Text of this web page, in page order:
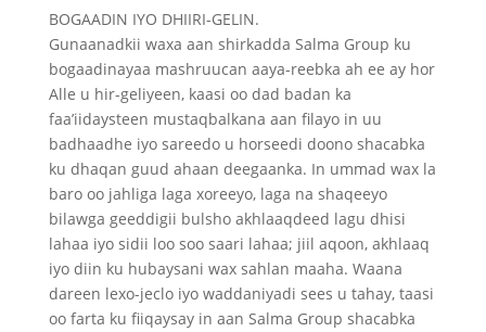
BOGAADIN IYO DHIIRI-GELIN.
Gunaanadkii waxa aan shirkadda Salma Group ku
bogaadinayaa mashruucan aaya-reebka ah ee ay hor
Alle u hir-geliyeen, kaasi oo dad badan ka
faa’iidaysteen mustaqbalkana aan filayo in uu
badhaadhe iyo sareedo u horseedi doono shacabka
ku dhaqan guud ahaan deegaanka. In ummad wax la
baro oo jahliga laga xoreeyo, laga na shaqeeyo
bilawga geeddigii bulsho akhlaaqdeed lagu dhisi
lahaa iyo sidii loo soo saari lahaa; jiil aqoon, akhlaaq
iyo diin ku hubaysani wax sahlan maaha. Waana
dareen lexo-jeclo iyo waddaniyadi sees u tahay, taasi
oo farta ku fiiqaysay in aan Salma Group shacabka